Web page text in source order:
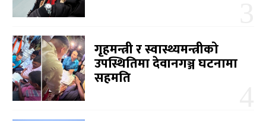
गृहमन्त्री र स्वास्थ्यमन्त्रीको
उपस्थितिमा देवानगञ्ज घटनामा
सहमति